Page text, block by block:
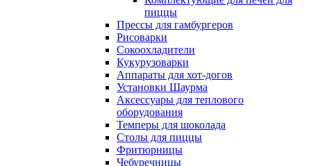
пиццы
Прессы для гамбургеров
Рисоварки
Сокоохладители
Кукурузоварки
Аппараты для хот-догов
Установки Шаурма
Аксессуары для теплового
оборудования
Темперы для шоколада
Столы для пиццы
Фритюрницы
Чебуречницы